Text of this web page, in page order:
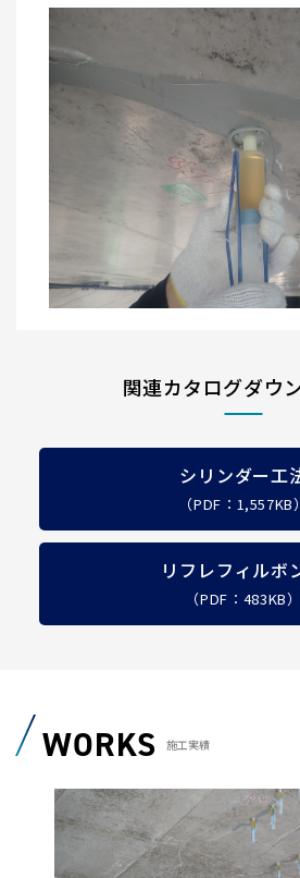
関連カタログダウ
シリンダー工
（PDF：1,557KB）
リフレフィルボ
（PDF：483KB）
WORKS 施工実績